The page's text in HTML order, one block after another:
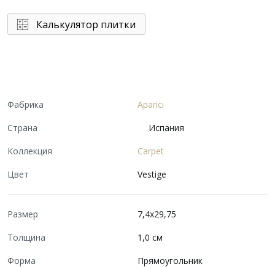
Калькулятор плитки
Фабрика
Aparici
Страна
Испания
Коллекция
Carpet
Цвет
Vestige
Размер
7,4x29,75
Толщина
1,0 см
Форма
Прямоугольник